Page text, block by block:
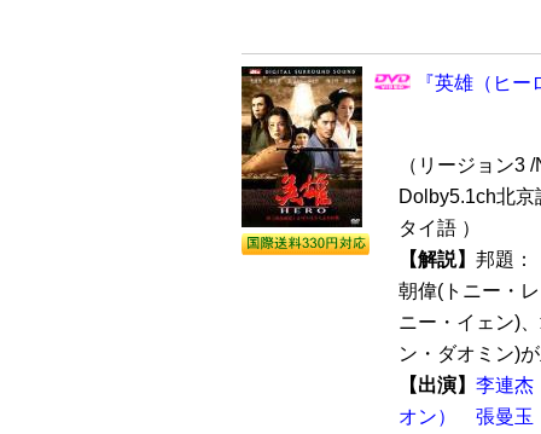
『英雄（ヒ
（リージョン3
Dolby5.1ch北
タイ語 ）
【解説】 邦題：
朝偉(トニー・
ニー・イェン)
ン・ダオミン)
【出演】 李連杰
オン）
張曼玉